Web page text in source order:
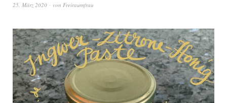
25. März 2020 von Freiraumfrau